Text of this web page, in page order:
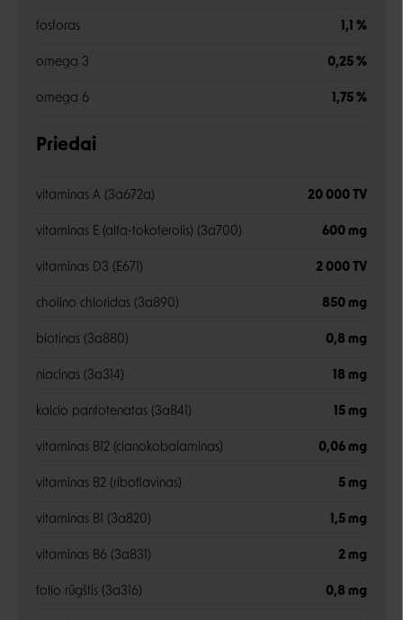
fosforas 1,1 %
omega 3 0,25 %
omega 6 1,75 %
Priedai
vitaminas A (3a672a) 20 000 TV
vitaminas E (alfa-tokoferolis) (3a700) 600 mg
vitaminas D3 (E671) 2 000 TV
cholino chloridas (3a890) 850 mg
biotinas (3a880) 0,8 mg
niacinas (3a314) 18 mg
kalcio pantotenatas (3a841) 15 mg
vitaminas B12 (cianokobalaminas) 0,06 mg
vitaminas B2 (riboflavinas) 5 mg
vitaminas B1 (3a820) 1,5 mg
vitaminas B6 (3a831) 2 mg
folio rūgštis (3a316) 0,8 mg